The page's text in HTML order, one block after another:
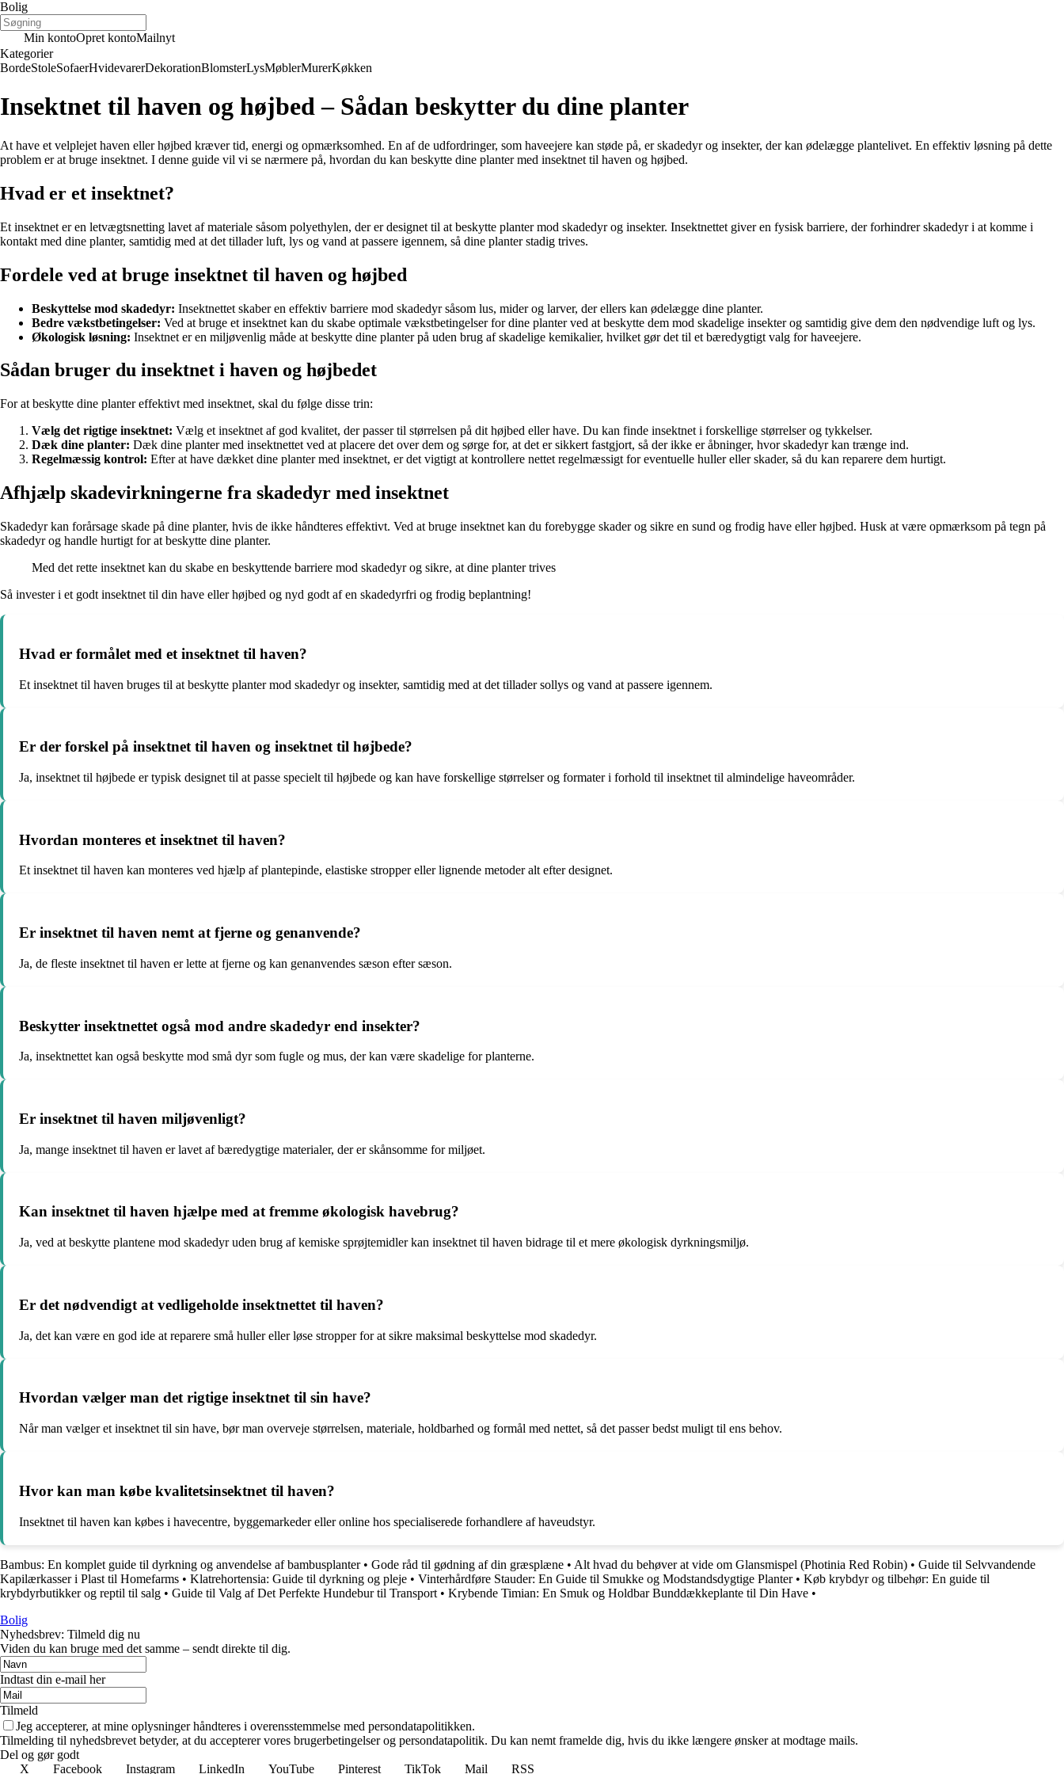
Bolig
Min kontoOpret kontoMailnyt
Kategorier
BordeStoleSofaerHvidevarerDekorationBlomsterLysMøblerMurerKøkken
Insektnet til haven og højbed – Sådan beskytter du dine planter
At have et velplejet haven eller højbed kræver tid, energi og opmærksomhed. En af de udfordringer, som haveejere kan støde på, er skadedyr og insekter, der kan ødelægge plantelivet. En effektiv løsning på dette
problem er at bruge insektnet. I denne guide vil vi se nærmere på, hvordan du kan beskytte dine planter med insektnet til haven og højbed.
Hvad er et insektnet?
Et insektnet er en letvægtsnetting lavet af materiale såsom polyethylen, der er designet til at beskytte planter mod skadedyr og insekter. Insektnettet giver en fysisk barriere, der forhindrer skadedyr i at komme i
kontakt med dine planter, samtidig med at det tillader luft, lys og vand at passere igennem, så dine planter stadig trives.
Fordele ved at bruge insektnet til haven og højbed
Beskyttelse mod skadedyr: Insektnettet skaber en effektiv barriere mod skadedyr såsom lus, mider og larver, der ellers kan ødelægge dine planter.
Bedre vækstbetingelser: Ved at bruge et insektnet kan du skabe optimale vækstbetingelser for dine planter ved at beskytte dem mod skadelige insekter og samtidig give dem den nødvendige luft og lys.
Økologisk løsning: Insektnet er en miljøvenlig måde at beskytte dine planter på uden brug af skadelige kemikalier, hvilket gør det til et bæredygtigt valg for haveejere.
Sådan bruger du insektnet i haven og højbedet
For at beskytte dine planter effektivt med insektnet, skal du følge disse trin:
Vælg det rigtige insektnet: Vælg et insektnet af god kvalitet, der passer til størrelsen på dit højbed eller have. Du kan finde insektnet i forskellige størrelser og tykkelser.
Dæk dine planter: Dæk dine planter med insektnettet ved at placere det over dem og sørge for, at det er sikkert fastgjort, så der ikke er åbninger, hvor skadedyr kan trænge ind.
Regelmæssig kontrol: Efter at have dækket dine planter med insektnet, er det vigtigt at kontrollere nettet regelmæssigt for eventuelle huller eller skader, så du kan reparere dem hurtigt.
Afhjælp skadevirkningerne fra skadedyr med insektnet
Skadedyr kan forårsage skade på dine planter, hvis de ikke håndteres effektivt. Ved at bruge insektnet kan du forebygge skader og sikre en sund og frodig have eller højbed. Husk at være opmærksom på tegn på
skadedyr og handle hurtigt for at beskytte dine planter.
Med det rette insektnet kan du skabe en beskyttende barriere mod skadedyr og sikre, at dine planter trives
Så invester i et godt insektnet til din have eller højbed og nyd godt af en skadedyrfri og frodig beplantning!
Hvad er formålet med et insektnet til haven?
Et insektnet til haven bruges til at beskytte planter mod skadedyr og insekter, samtidig med at det tillader sollys og vand at passere igennem.
Er der forskel på insektnet til haven og insektnet til højbede?
Ja, insektnet til højbede er typisk designet til at passe specielt til højbede og kan have forskellige størrelser og formater i forhold til insektnet til almindelige haveområder.
Hvordan monteres et insektnet til haven?
Et insektnet til haven kan monteres ved hjælp af plantepinde, elastiske stropper eller lignende metoder alt efter designet.
Er insektnet til haven nemt at fjerne og genanvende?
Ja, de fleste insektnet til haven er lette at fjerne og kan genanvendes sæson efter sæson.
Beskytter insektnettet også mod andre skadedyr end insekter?
Ja, insektnettet kan også beskytte mod små dyr som fugle og mus, der kan være skadelige for planterne.
Er insektnet til haven miljøvenligt?
Ja, mange insektnet til haven er lavet af bæredygtige materialer, der er skånsomme for miljøet.
Kan insektnet til haven hjælpe med at fremme økologisk havebrug?
Ja, ved at beskytte plantene mod skadedyr uden brug af kemiske sprøjtemidler kan insektnet til haven bidrage til et mere økologisk dyrkningsmiljø.
Er det nødvendigt at vedligeholde insektnettet til haven?
Ja, det kan være en god ide at reparere små huller eller løse stropper for at sikre maksimal beskyttelse mod skadedyr.
Hvordan vælger man det rigtige insektnet til sin have?
Når man vælger et insektnet til sin have, bør man overveje størrelsen, materiale, holdbarhed og formål med nettet, så det passer bedst muligt til ens behov.
Hvor kan man købe kvalitetsinsektnet til haven?
Insektnet til haven kan købes i havecentre, byggemarkeder eller online hos specialiserede forhandlere af haveudstyr.
Bambus: En komplet guide til dyrkning og anvendelse af bambusplanter• Gode råd til gødning af din græsplæne • Alt hvad du behøver at vide om Glansmispel (Photinia Red Robin) • Guide til Selvvandende
Kapilærkasser i Plast til Homefarms • Klatrehortensia: Guide til dyrkning og pleje • Vinterhårdføre Stauder: En Guide til Smukke og Modstandsdygtige Planter• Køb krybdyr og tilbehør: En guide til
krybdyrbutikker og reptil til salg • Guide til Valg af Det Perfekte Hundebur til Transport • Krybende Timian: En Smuk og Holdbar Bunddækkeplante til Din Have •
Bolig
Nyhedsbrev: Tilmeld dig nu
Viden du kan bruge med det samme – sendt direkte til dig.
Indtast din e-mail her
Tilmeld
Jeg accepterer, at mine oplysninger håndteres i overensstemmelse med persondatapolitikken.
Tilmelding til nyhedsbrevet betyder, at du accepterer vores brugerbetingelser og persondatapolitik. Du kan nemt framelde dig, hvis du ikke længere ønsker at modtage mails.
Del og gør godt
X
Facebook Instagram LinkedIn YouTube Pinterest TikTok Mail RSS